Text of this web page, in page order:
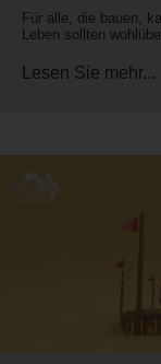
Für alle, die bauen,
Leben sollten
Lesen Sie mehr...